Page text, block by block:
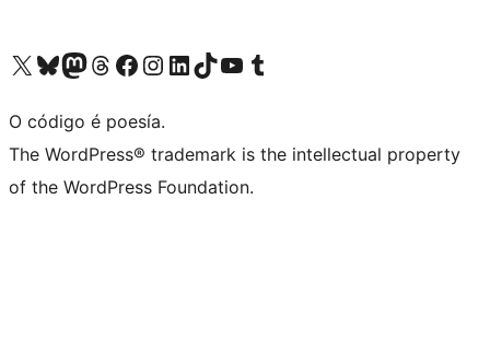
Visita la cuenta de X (anteriormente Twitter)
Visita a nosa conta de Bluesky
Visita a nosa conta de Mastodon
Visita a nosa conta de Threads
Visita a nosa páxina de Facebook
Visita a nosa conta de Instagram
Visita a nosa conta de LinkedIn
Visita a nosa conta de TikTok
Visita a nosa canle de YouTube
Visita a nosa conta de Tumblr
O código é poesía.
The WordPress® trademark is the intellectual property
of the WordPress Foundation.